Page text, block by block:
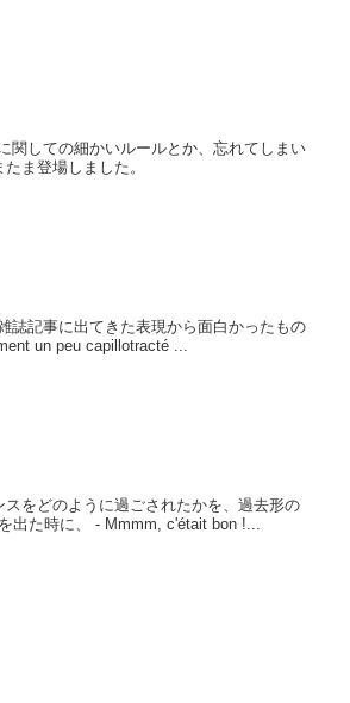
関しての細かいルールとか、忘れてしまい
ま登場しました。
誌記事に出てきた表現から面白かったもの
un peu capillotracté ...
をどのように過ごされたかを、過去形の
出た時に、 - Mmmm, c'était bon !...